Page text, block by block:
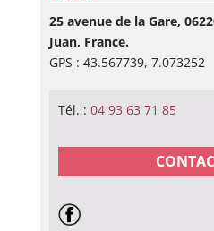
25 avenue de la Gare,
Juan, France.
GPS : 43.567739, 7.073252
Tél. : 04 93 63 71 85